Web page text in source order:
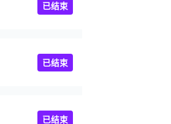
已结束
已结束
已结束